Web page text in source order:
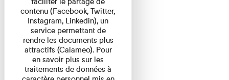
contenu (Facebook, Twitter,
Instagram, Linkedin), un
service permettant de
rendre les documents plus
attractifs (Calameo). Pour
en savoir plus sur les
traitements de données à